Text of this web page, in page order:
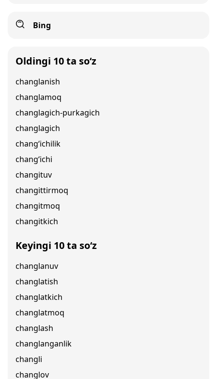
Bing
Oldingi 10 ta so‘z
changlanish
changlamoq
changlagich-purkagich
changlagich
chang‘ichilik
chang‘ichi
changituv
changittirmoq
changitmoq
changitkich
Keyingi 10 ta so‘z
changlanuv
changlatish
changlatkich
changlatmoq
changlash
changlanganlik
changli
changlov